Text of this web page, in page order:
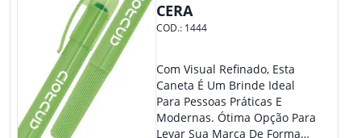
CERA
COD.: 1444
Com Visual Refinado, Esta
Caneta É Um Brinde Ideal
Para Pessoas Práticas E
Modernas. Ótima Opção Para
Levar Sua Marca De Forma